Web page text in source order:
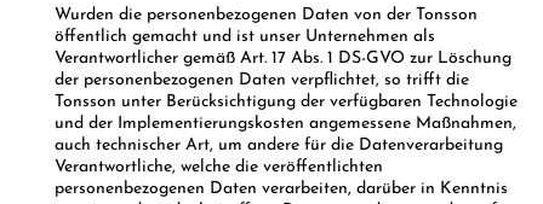
Wurden die personenbezogenen Daten von der Tonsson
öffentlich gemacht und ist unser Unternehmen als
Verantwortlicher gemäß Art. 17 Abs. 1 DS-GVO zur Löschung
der personenbezogenen Daten verpflichtet, so trifft die
Tonsson unter Berücksichtigung der verfügbaren Technologie
und der Implementierungskosten angemessene Maßnahmen,
auch technischer Art, um andere für die Datenverarbeitung
Verantwortliche, welche die veröffentlichten
personenbezogenen Daten verarbeiten, darüber in Kenntnis